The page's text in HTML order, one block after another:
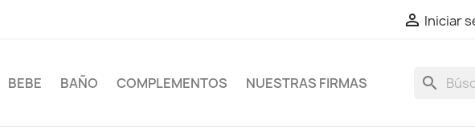
 Iniciar
BEBE BAÑO COMPLEMENTOS NUESTRAS FIRMAS search